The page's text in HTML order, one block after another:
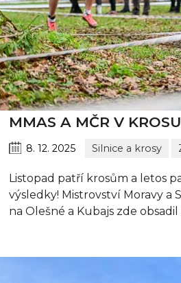
MMAS A MČR V KROSU
8. 12. 2025 Silnice a krosy
Listopad patří krosům a letos
výsledky! Mistrovství Moravy a
na Olešné a Kubajs zde